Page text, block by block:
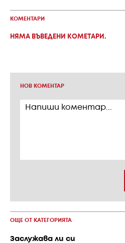
КОМЕНТАРИ
НЯМА ВЪВЕДЕНИ КОМЕТАРИ.
НОВ КОМЕНТАР
ОЩЕ ОТ КАТЕГОРИЯТА
Заслужава ли си